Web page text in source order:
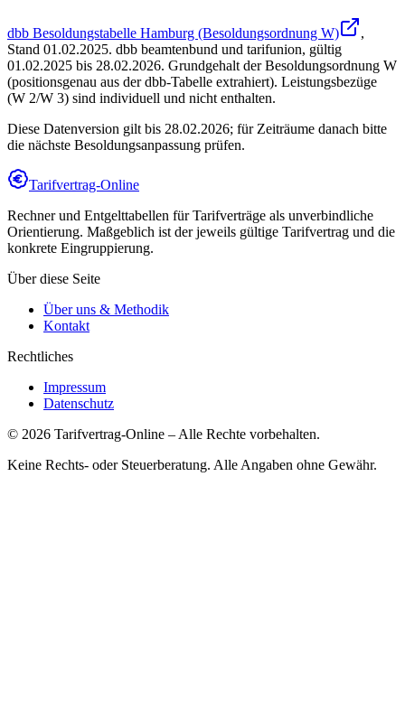
dbb Besoldungstabelle Hamburg (Besoldungsordnung W)
,
Stand 01.02.2025. dbb beamtenbund und tarifunion, gültig
01.02.2025 bis 28.02.2026. Grundgehalt der Besoldungsordnung W
(positionsgenau aus der dbb-Tabelle extrahiert). Leistungsbezüge
(W 2/W 3) sind individuell und nicht enthalten.
Diese Datenversion gilt bis 28.02.2026; für Zeiträume danach bitte
die nächste Besoldungsanpassung prüfen.
Tarifvertrag-Online
Rechner und Entgelttabellen für Tarifverträge als unverbindliche
Orientierung. Maßgeblich ist der jeweils gültige Tarifvertrag und die
konkrete Eingruppierung.
Über diese Seite
Über uns & Methodik
Kontakt
Rechtliches
Impressum
Datenschutz
© 2026 Tarifvertrag-Online – Alle Rechte vorbehalten.
Keine Rechts- oder Steuerberatung. Alle Angaben ohne Gewähr.